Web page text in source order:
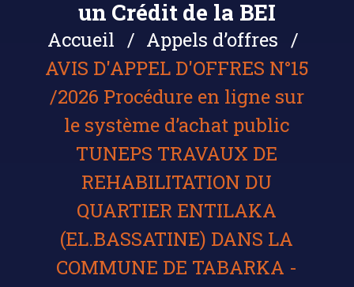
un Crédit de la BEI
Accueil
Appels d’offres
AVIS D'APPEL D'OFFRES N°15
/2026 Procédure en ligne sur
le système d’achat public
TUNEPS TRAVAUX DE
REHABILITATION DU
QUARTIER ENTILAKA
(EL.BASSATINE) DANS LA
COMMUNE DE TABARKA -